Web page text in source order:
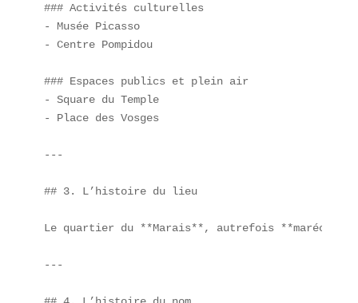
### Activités culturelles
- Musée Picasso
- Centre Pompidou
### Espaces publics et plein air
- Square du Temple
- Place des Vosges
---
## 3. L’histoire du lieu
Le quartier du **Marais**, autrefois
---